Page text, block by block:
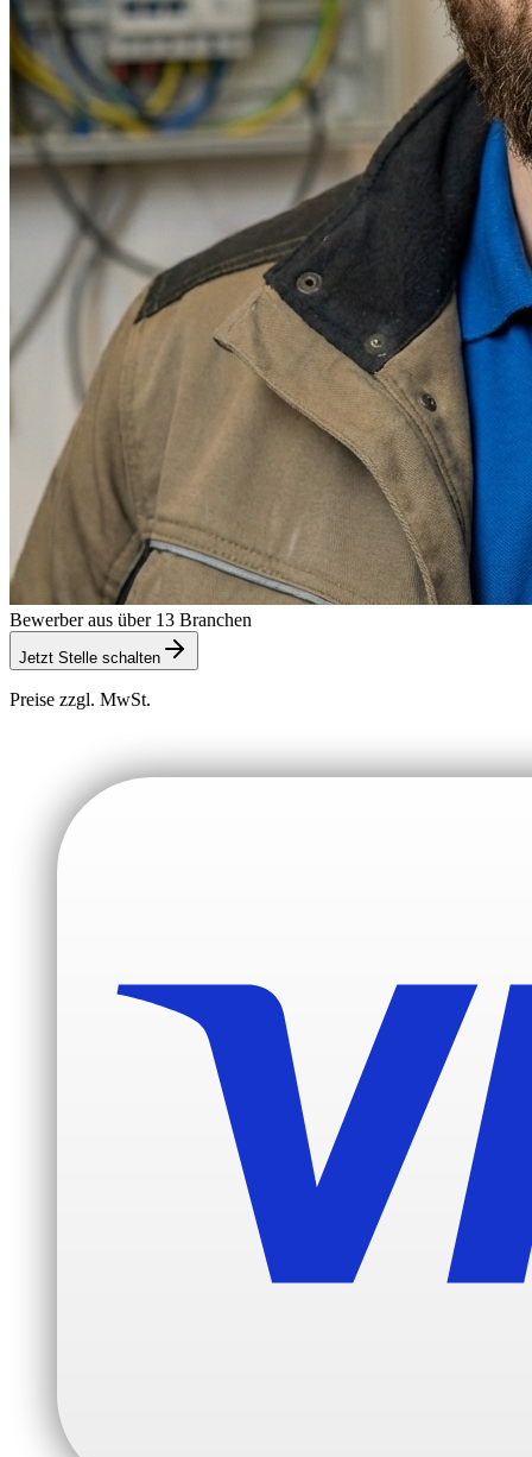
Bewerber aus über 13 Branchen
Jetzt Stelle schalten
Preise zzgl. MwSt.